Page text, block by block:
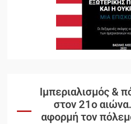
Ιμπεριαλισμός &
στον 21ο
αφορμή τον